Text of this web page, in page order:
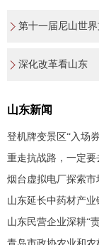
第十一届尼山世
深化改革看山东
山东新闻
登机牌变景区“入场
重走抗战路，一定要
烟台虚拟电厂探索
山东延长中药材产业
山东民营企业深耕“